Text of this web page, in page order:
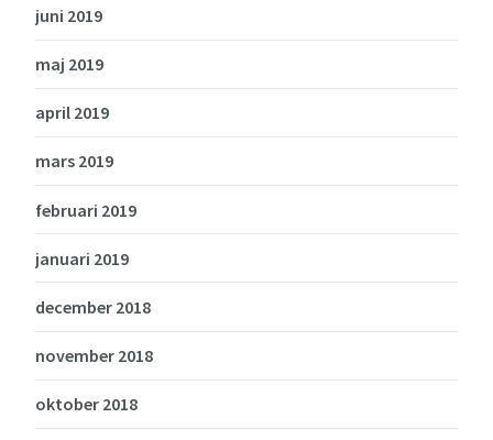
juni 2019
maj 2019
april 2019
mars 2019
februari 2019
januari 2019
december 2018
november 2018
oktober 2018